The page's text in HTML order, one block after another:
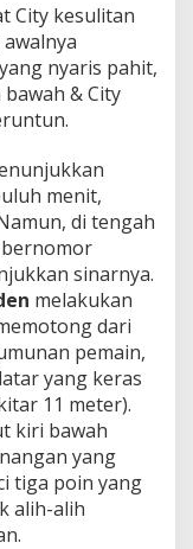
City kesulitan
nyaris pahit,
& City
menit,
di tengah
sinarnya.
melakukan
dari
pemain,
yang keras
11 meter).
kiri bawah
yang
tiga poin yang
alih-alih